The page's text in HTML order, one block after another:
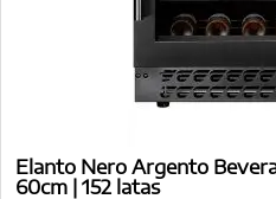
Elanto Nero Argento
60cm | 152 latas